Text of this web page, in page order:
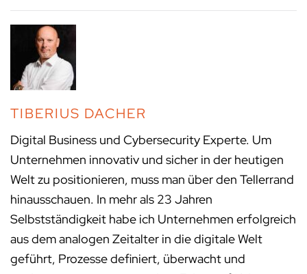
TIBERIUS DACHER
Digital Business und Cybersecurity Experte. Um
Unternehmen innovativ und sicher in der heutigen
Welt zu positionieren, muss man über den Tellerrand
hinausschauen. In mehr als 23 Jahren
Selbstständigkeit habe ich Unternehmen erfolgreich
aus dem analogen Zeitalter in die digitale Welt
geführt, Prozesse definiert, überwacht und